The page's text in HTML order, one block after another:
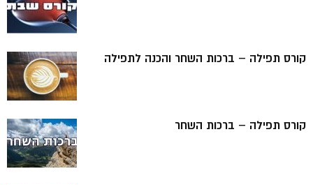
קורס תפילה – ברכות השחר והכנה לתפילה
קורס תפילה – ברכות השחר